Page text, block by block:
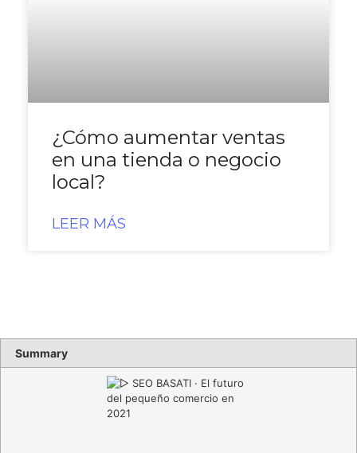
¿Cómo aumentar ventas
en una tienda o negocio
local?
LEER MÁS
Summary